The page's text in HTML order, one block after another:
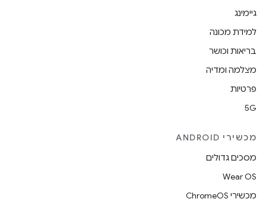
גיימינג
למידת מכונה
בריאות וכושר
מצלמה ומדיה
פרטיות
5G
מכשירי ANDROID
מסכים גדולים
Wear OS
מכשירי ChromeOS